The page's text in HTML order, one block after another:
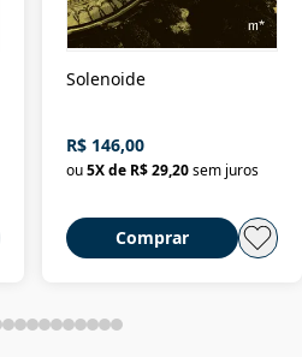
Solenoide
R$ 146,00
ou 5X de R$ 29,20 sem juros
Comprar